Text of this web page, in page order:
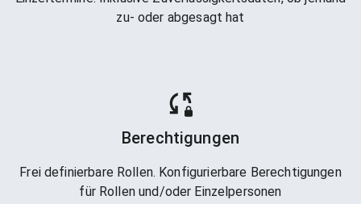
zu- oder abgesagt hat
Berechtigungen
Frei definierbare Rollen. Konfigurierbare Berechtigungen
für Rollen und/oder Einzelpersonen